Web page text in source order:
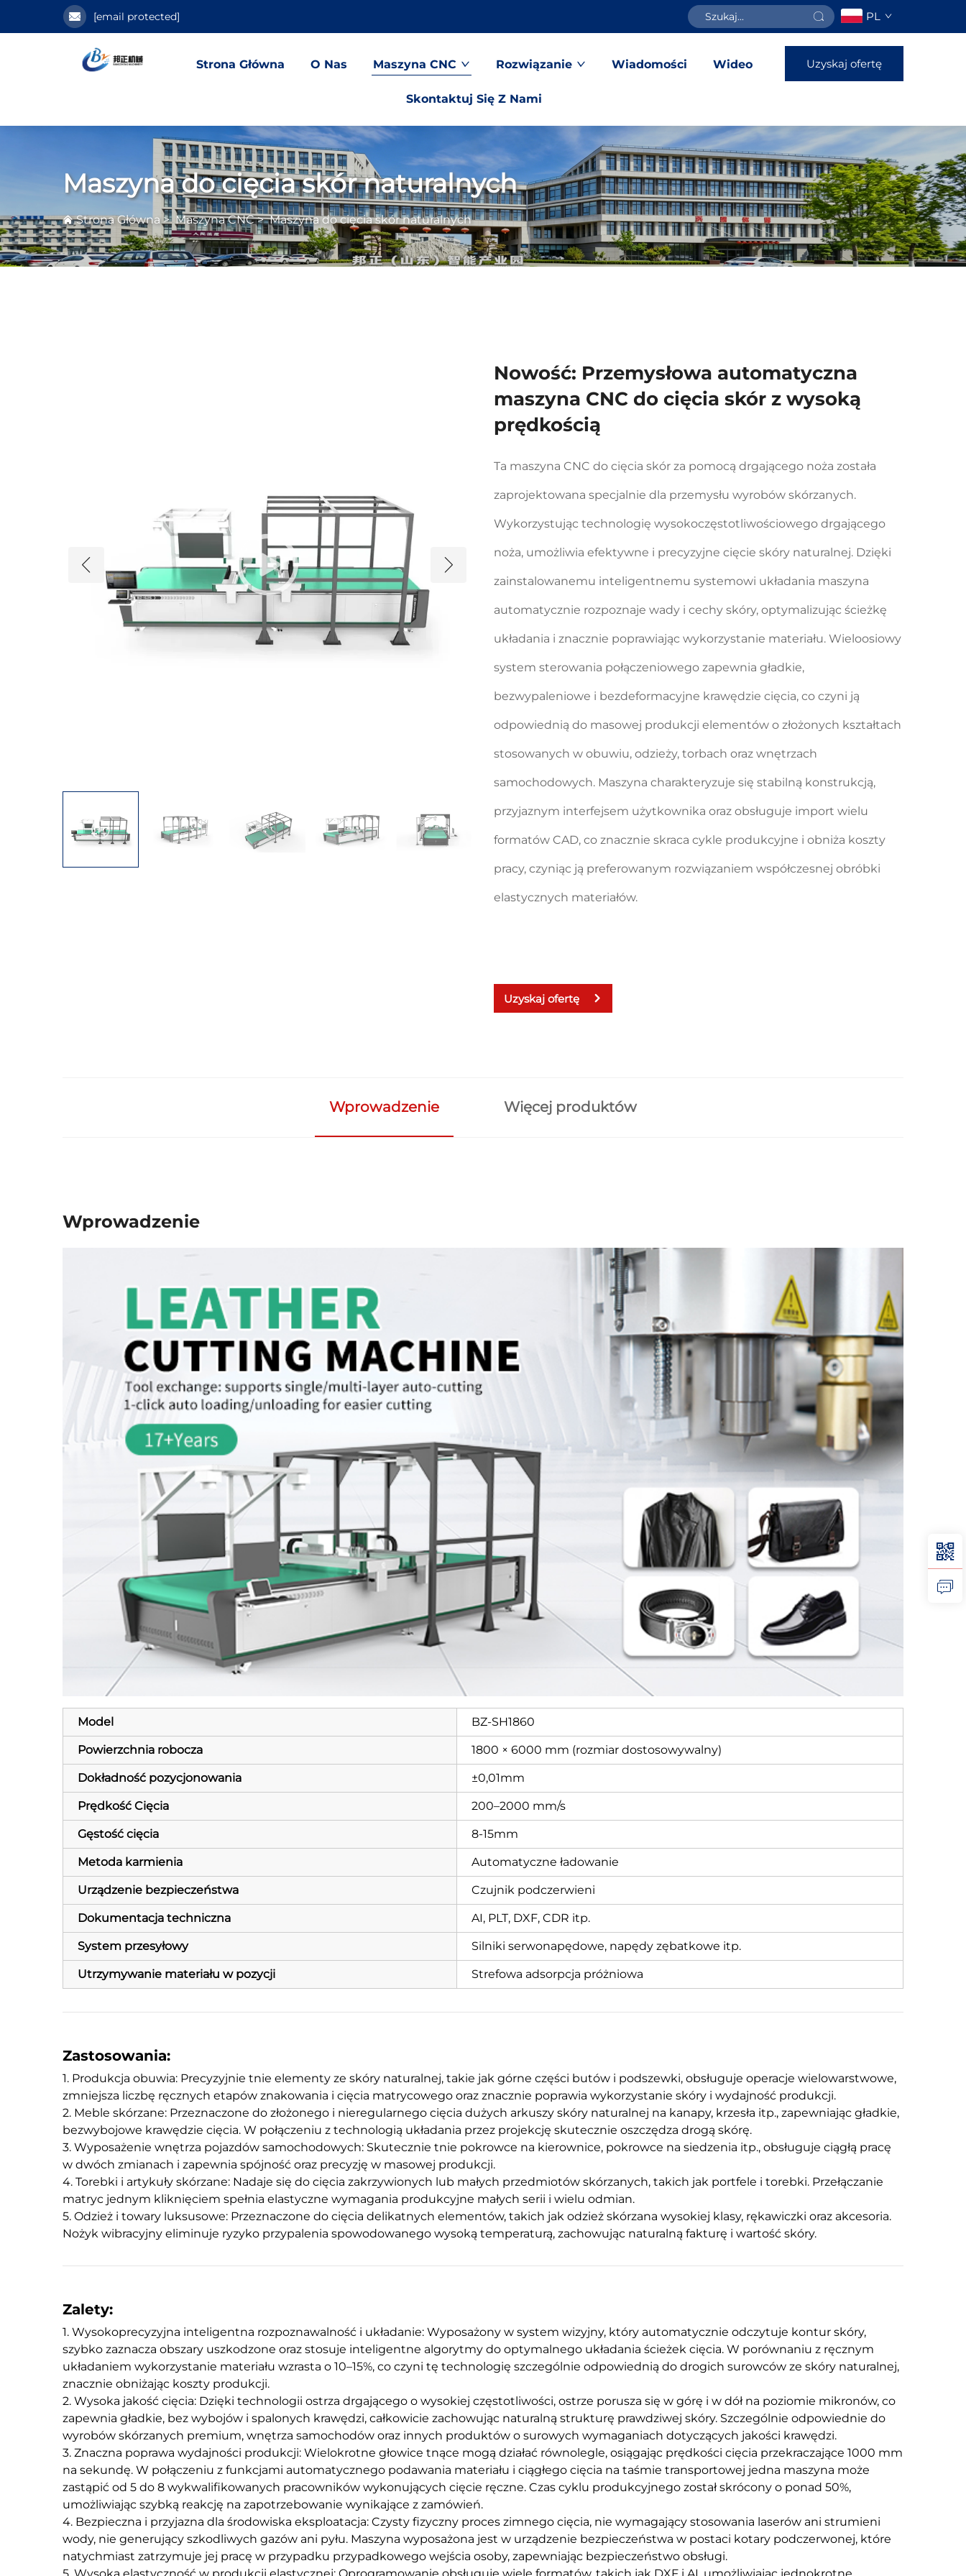
[email protected] PL
Strona Główna O Nas Maszyna CNC Rozwiązanie Wiadomości Wideo
Skontaktuj Się Z Nami
Uzyskaj ofertę
Maszyna do cięcia skór naturalnych
Strona Główna> Maszyna CNC>Maszyna do cięcia skór naturalnych
Nowość: Przemysłowa automatyczna
maszyna CNC do cięcia skór z wysoką
prędkością
Ta maszyna CNC do cięcia skór za pomocą drgającego noża została
zaprojektowana specjalnie dla przemysłu wyrobów skórzanych.
Wykorzystując technologię wysokoczęstotliwościowego drgającego
noża, umożliwia efektywne i precyzyjne cięcie skóry naturalnej. Dzięki
zainstalowanemu inteligentnemu systemowi układania maszyna
automatycznie rozpoznaje wady i cechy skóry, optymalizując ścieżkę
układania i znacznie poprawiając wykorzystanie materiału. Wieloosiowy
system sterowania połączeniowego zapewnia gładkie,
bezwypaleniowe i bezdeformacyjne krawędzie cięcia, co czyni ją
odpowiednią do masowej produkcji elementów o złożonych kształtach
stosowanych w obuwiu, odzieży, torbach oraz wnętrzach
samochodowych. Maszyna charakteryzuje się stabilną konstrukcją,
przyjaznym interfejsem użytkownika oraz obsługuje import wielu
formatów CAD, co znacznie skraca cykle produkcyjne i obniża koszty
pracy, czyniąc ją preferowanym rozwiązaniem współczesnej obróbki
elastycznych materiałów.
Uzyskaj ofertę
Wprowadzenie Więcej produktów
Wprowadzenie
Model BZ-SH1860
Powierzchnia robocza 1800 × 6000 mm (rozmiar dostosowywalny)
Dokładność pozycjonowania ±0,01mm
Prędkość Cięcia 200–2000 mm/s
Gęstość cięcia 8-15mm
Metoda karmienia Automatyczne ładowanie
Urządzenie bezpieczeństwa Czujnik podczerwieni
Dokumentacja techniczna AI, PLT, DXF, CDR itp.
System przesyłowy Silniki serwonapędowe, napędy zębatkowe itp.
Utrzymywanie materiału w pozycji Strefowa adsorpcja próżniowa
Zastosowania:
1. Produkcja obuwia: Precyzyjnie tnie elementy ze skóry naturalnej, takie jak górne części butów i podszewki, obsługuje operacje wielowarstwowe,
zmniejsza liczbę ręcznych etapów znakowania i cięcia matrycowego oraz znacznie poprawia wykorzystanie skóry i wydajność produkcji.
2. Meble skórzane: Przeznaczone do złożonego i nieregularnego cięcia dużych arkuszy skóry naturalnej na kanapy, krzesła itp., zapewniając gładkie,
bezwybojowe krawędzie cięcia. W połączeniu z technologią układania przez projekcję skutecznie oszczędza drogą skórę.
3. Wyposażenie wnętrza pojazdów samochodowych: Skutecznie tnie pokrowce na kierownice, pokrowce na siedzenia itp., obsługuje ciągłą pracę
w dwóch zmianach i zapewnia spójność oraz precyzję w masowej produkcji.
4. Torebki i artykuły skórzane: Nadaje się do cięcia zakrzywionych lub małych przedmiotów skórzanych, takich jak portfele i torebki. Przełączanie
matryc jednym kliknięciem spełnia elastyczne wymagania produkcyjne małych serii i wielu odmian.
5. Odzież i towary luksusowe: Przeznaczone do cięcia delikatnych elementów, takich jak odzież skórzana wysokiej klasy, rękawiczki oraz akcesoria.
Nożyk wibracyjny eliminuje ryzyko przypalenia spowodowanego wysoką temperaturą, zachowując naturalną fakturę i wartość skóry.
Zalety:
1. Wysokoprecyzyjna inteligentna rozpoznawalność i układanie: Wyposażony w system wizyjny, który automatycznie odczytuje kontur skóry,
szybko zaznacza obszary uszkodzone oraz stosuje inteligentne algorytmy do optymalnego układania ścieżek cięcia. W porównaniu z ręcznym
układaniem wykorzystanie materiału wzrasta o 10–15%, co czyni tę technologię szczególnie odpowiednią do drogich surowców ze skóry naturalnej,
znacznie obniżając koszty produkcji.
2. Wysoka jakość cięcia: Dzięki technologii ostrza drgającego o wysokiej częstotliwości, ostrze porusza się w górę i w dół na poziomie mikronów, co
zapewnia gładkie, bez wybojów i spalonych krawędzi, całkowicie zachowując naturalną strukturę prawdziwej skóry. Szczególnie odpowiednie do
wyrobów skórzanych premium, wnętrza samochodów oraz innych produktów o surowych wymaganiach dotyczących jakości krawędzi.
3. Znaczna poprawa wydajności produkcji: Wielokrotne głowice tnące mogą działać równolegle, osiągając prędkości cięcia przekraczające 1000 mm
na sekundę. W połączeniu z funkcjami automatycznego podawania materiału i ciągłego cięcia na taśmie transportowej jedna maszyna może
zastąpić od 5 do 8 wykwalifikowanych pracowników wykonujących cięcie ręczne. Czas cyklu produkcyjnego został skrócony o ponad 50%,
umożliwiając szybką reakcję na zapotrzebowanie wynikające z zamówień.
4. Bezpieczna i przyjazna dla środowiska eksploatacja: Czysty fizyczny proces zimnego cięcia, nie wymagający stosowania laserów ani strumieni
wody, nie generujący szkodliwych gazów ani pyłu. Maszyna wyposażona jest w urządzenie bezpieczeństwa w postaci kotary podczerwonej, które
natychmiast zatrzymuje jej pracę w przypadku przypadkowego wejścia osoby, zapewniając bezpieczeństwo obsługi.